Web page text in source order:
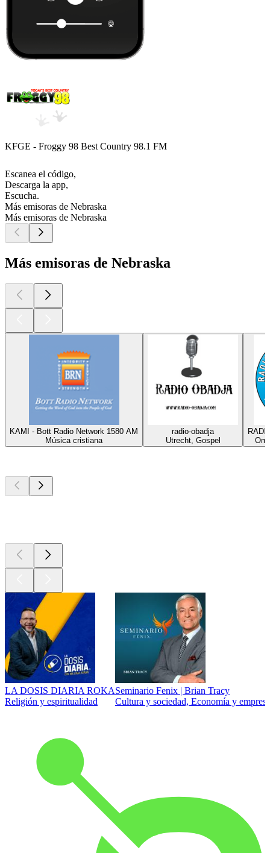
KFGE - Froggy 98 Best Country 98.1 FM
Escanea el código,
Descarga la app,
Escucha.
Más emisoras de Nebraska
Más emisoras de Nebraska
Más emisoras de Nebraska
KAMI - Bott Radio Network 1580 AM
Música cristiana
radio-obadja
Utrecht, Gospel
LA DOSIS DIARIA ROKA
Religión y espiritualidad
Seminario Fenix | Brian Tracy
Cultura y sociedad, Economía y